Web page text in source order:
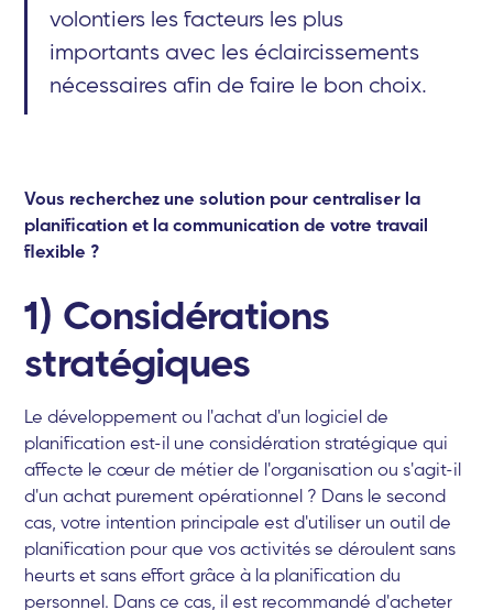
volontiers les facteurs les plus
importants avec les éclaircissements
nécessaires afin de faire le bon choix.
Vous recherchez une solution pour centraliser la
planification et la communication de votre travail
flexible ?
1) Considérations
stratégiques
Le développement ou l'achat d'un logiciel de
planification est-il une considération stratégique qui
affecte le cœur de métier de l'organisation ou s'agit-il
d'un achat purement opérationnel ? Dans le second
cas, votre intention principale est d'utiliser un outil de
planification pour que vos activités se déroulent sans
heurts et sans effort grâce à la planification du
personnel. Dans ce cas, il est recommandé d'acheter